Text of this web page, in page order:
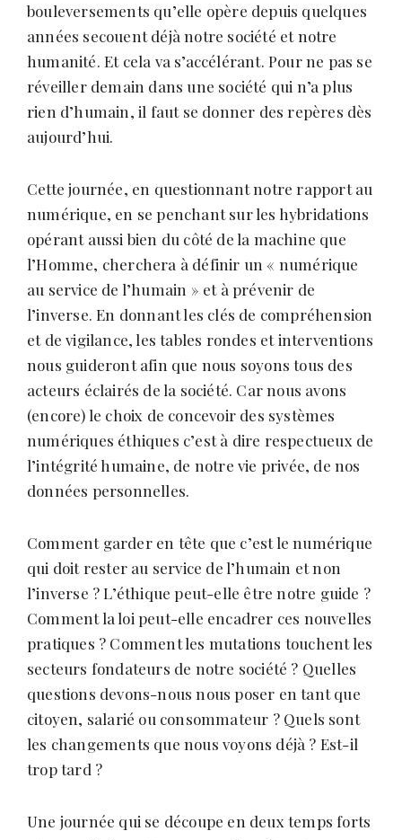
bouleversements qu’elle opère depuis quelques
années secouent déjà notre société et notre
humanité. Et cela va s’accélérant. Pour ne pas se
réveiller demain dans une société qui n’a plus
rien d’humain, il faut se donner des repères dès
aujourd’hui.
Cette journée, en questionnant notre rapport au
numérique, en se penchant sur les hybridations
opérant aussi bien du côté de la machine que
l’Homme, cherchera à définir un « numérique
au service de l’humain » et à prévenir de
l’inverse. En donnant les clés de compréhension
et de vigilance, les tables rondes et interventions
nous guideront afin que nous soyons tous des
acteurs éclairés de la société. Car nous avons
(encore) le choix de concevoir des systèmes
numériques éthiques c’est à dire respectueux de
l’intégrité humaine, de notre vie privée, de nos
données personnelles.
Comment garder en tête que c’est le numérique
qui doit rester au service de l’humain et non
l’inverse ? L’éthique peut-elle être notre guide ?
Comment la loi peut-elle encadrer ces nouvelles
pratiques ? Comment les mutations touchent les
secteurs fondateurs de notre société ? Quelles
questions devons-nous nous poser en tant que
citoyen, salarié ou consommateur ? Quels sont
les changements que nous voyons déjà ? Est-il
trop tard ?
Une journée qui se découpe en deux temps forts